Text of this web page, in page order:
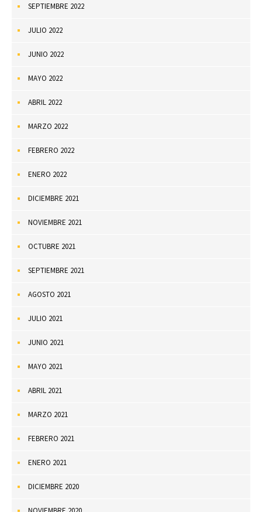
SEPTIEMBRE 2022
JULIO 2022
JUNIO 2022
MAYO 2022
ABRIL 2022
MARZO 2022
FEBRERO 2022
ENERO 2022
DICIEMBRE 2021
NOVIEMBRE 2021
OCTUBRE 2021
SEPTIEMBRE 2021
AGOSTO 2021
JULIO 2021
JUNIO 2021
MAYO 2021
ABRIL 2021
MARZO 2021
FEBRERO 2021
ENERO 2021
DICIEMBRE 2020